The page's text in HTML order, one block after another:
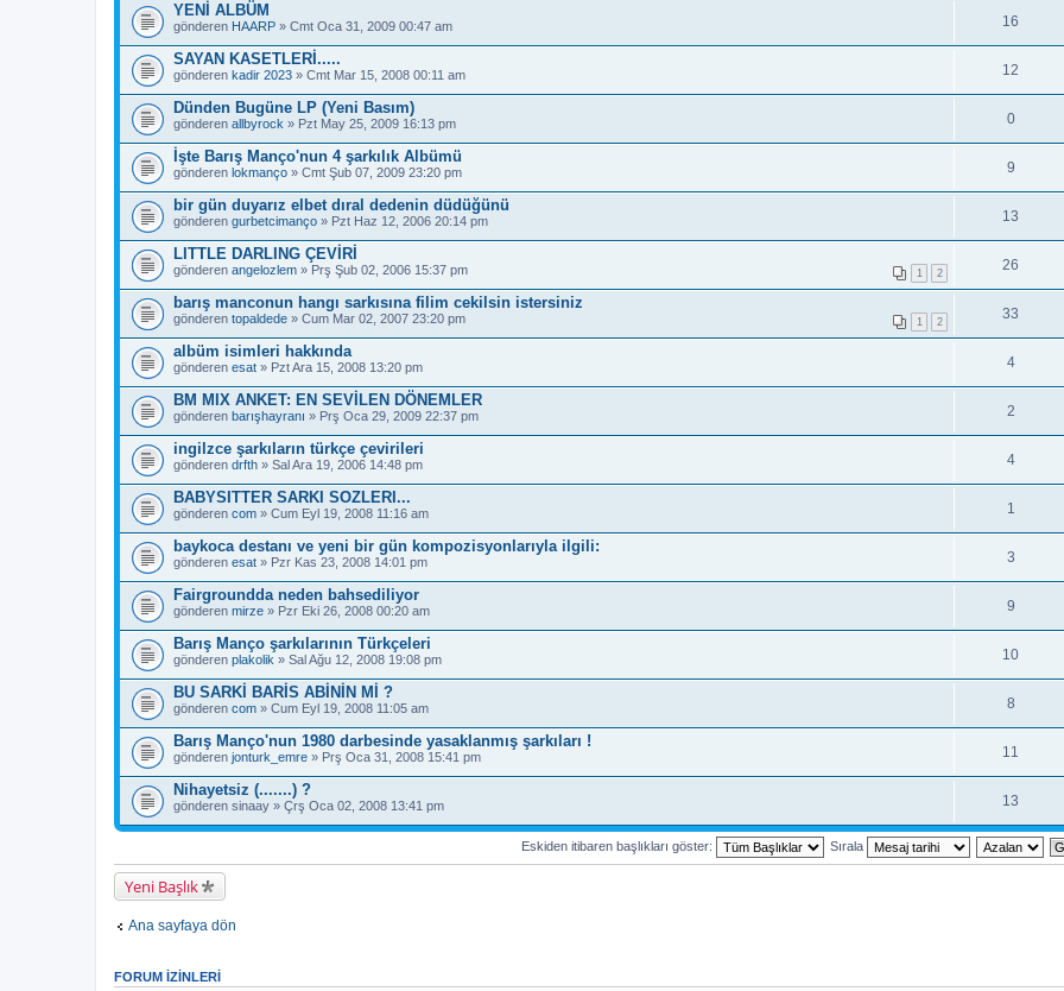
YENİ ALBÜM
gönderen HAARP » Cmt Oca 31, 2009 00:47 am 16
SAYAN KASETLERİ.....
gönderen kadir 2023 » Cmt Mar 15, 2008 00:11 am 12
Dünden Bugüne LP (Yeni Basım)
gönderen allbyrock » Pzt May 25, 2009 16:13 pm 0
İşte Barış Manço'nun 4 şarkılık Albümü
gönderen lokmanço » Cmt Şub 07, 2009 23:20 pm 9
bir gün duyarız elbet dıral dedenin düdüğünü
gönderen gurbetcimanço » Pzt Haz 12, 2006 20:14 pm 13
LITTLE DARLING ÇEVİRİ
1 2
gönderen angelozlem » Prş Şub 02, 2006 15:37 pm 26
barış manconun hangı sarkısına filim cekilsin istersiniz
1 2
gönderen topaldede » Cum Mar 02, 2007 23:20 pm 33
albüm isimleri hakkında
gönderen esat » Pzt Ara 15, 2008 13:20 pm 4
BM MIX ANKET: EN SEVİLEN DÖNEMLER
gönderen barışhayranı » Prş Oca 29, 2009 22:37 pm 2
ingilzce şarkıların türkçe çevirileri
gönderen drfth » Sal Ara 19, 2006 14:48 pm 4
BABYSITTER SARKI SOZLERI...
gönderen com » Cum Eyl 19, 2008 11:16 am 1
baykoca destanı ve yeni bir gün kompozisyonlarıyla ilgili:
gönderen esat » Pzr Kas 23, 2008 14:01 pm 3
Fairgroundda neden bahsediliyor
gönderen mirze » Pzr Eki 26, 2008 00:20 am 9
Barış Manço şarkılarının Türkçeleri
gönderen plakolik » Sal Ağu 12, 2008 19:08 pm 10
BU SARKİ BARİS ABİNİN Mİ ?
gönderen com » Cum Eyl 19, 2008 11:05 am 8
Barış Manço'nun 1980 darbesinde yasaklanmış şarkıları !
gönderen jonturk_emre » Prş Oca 31, 2008 15:41 pm 11
Nihayetsiz (.......) ?
gönderen sinaay » Çrş Oca 02, 2008 13:41 pm 13
Eskiden itibaren başlıkları göster: Sırala
Yeni Başlık
Ana sayfaya dön
FORUM IZINLERI